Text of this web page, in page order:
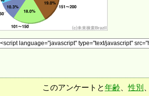
このアンケートと年齢 、性別